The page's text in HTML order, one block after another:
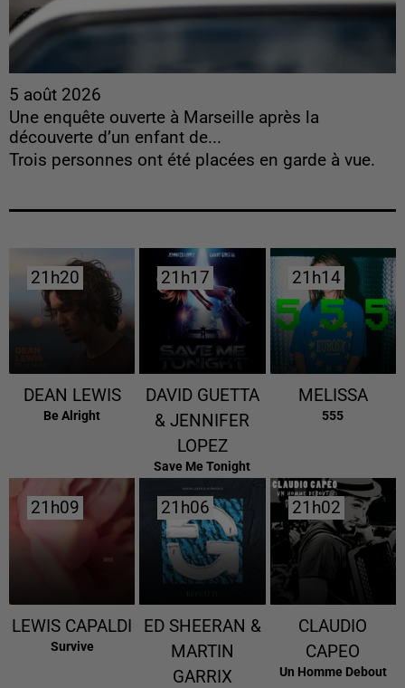
5 août 2026
Une enquête ouverte à Marseille après la
découverte d’un enfant de...
Trois personnes ont été placées en garde à vue.
21h20
21h20
DEAN LEWIS
Be Alright
21h17
21h17
DAVID GUETTA
& JENNIFER
LOPEZ
Save Me Tonight
21h14
21h14
MELISSA
555
21h09
21h09
LEWIS CAPALDI
Survive
21h06
21h06
ED SHEERAN &
MARTIN
GARRIX
21h02
21h02
CLAUDIO
CAPEO
Un Homme Debout